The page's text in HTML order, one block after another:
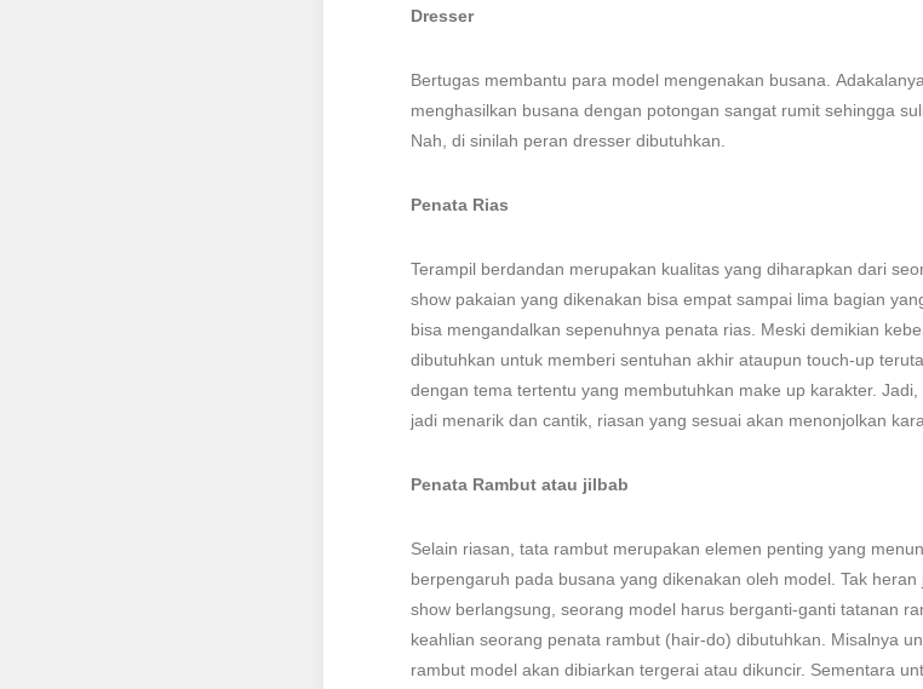
Dresser
Bertugas membantu para model mengenakan busana.
menghasilkan busana dengan potongan sangat rumit sehingga
Nah, di sinilah peran dresser dibutuhkan.
Penata Rias
Terampil berdandan merupakan kualitas yang diharapkan dari
show pakaian yang dikenakan bisa empat sampai lima bagian
bisa mengandalkan sepenuhnya penata rias. Meski demikian
dibutuhkan untuk memberi sentuhan akhir ataupun touch-up
dengan tema tertentu yang membutuhkan make up karakter.
jadi menarik dan cantik, riasan yang sesuai akan menonjolkan
Penata Rambut atau jilbab
Selain riasan, tata rambut merupakan elemen penting yang
berpengaruh pada busana yang dikenakan oleh model. Tak heran
show berlangsung, seorang model harus berganti-ganti tatanan
keahlian seorang penata rambut (hair-do) dibutuhkan. Misalnya
rambut model akan dibiarkan tergerai atau dikuncir. Sementara